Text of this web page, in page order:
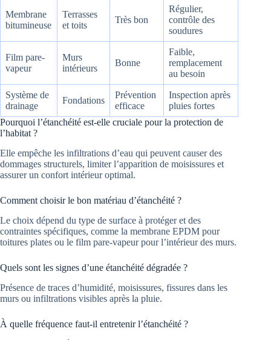
Membrane
bitumineuse
Terrasses
et toits
Très bon
Régulier,
contrôle des
soudures
Film pare-
vapeur
Murs
intérieurs
Bonne
Faible,
remplacement
au besoin
Système de
drainage
Fondations
Prévention
efficace
Inspection après
pluies fortes
Pourquoi l’étanchéité est-elle cruciale pour la protection de
l’habitat ?
Elle empêche les infiltrations d’eau qui peuvent causer des
dommages structurels, limiter l’apparition de moisissures et
assurer un confort intérieur optimal.
Comment choisir le bon matériau d’étanchéité ?
Le choix dépend du type de surface à protéger et des
contraintes spécifiques, comme la membrane EPDM pour
toitures plates ou le film pare-vapeur pour l’intérieur des murs.
Quels sont les signes d’une étanchéité dégradée ?
Présence de traces d’humidité, moisissures, fissures dans les
murs ou infiltrations visibles après la pluie.
À quelle fréquence faut-il entretenir l’étanchéité ?